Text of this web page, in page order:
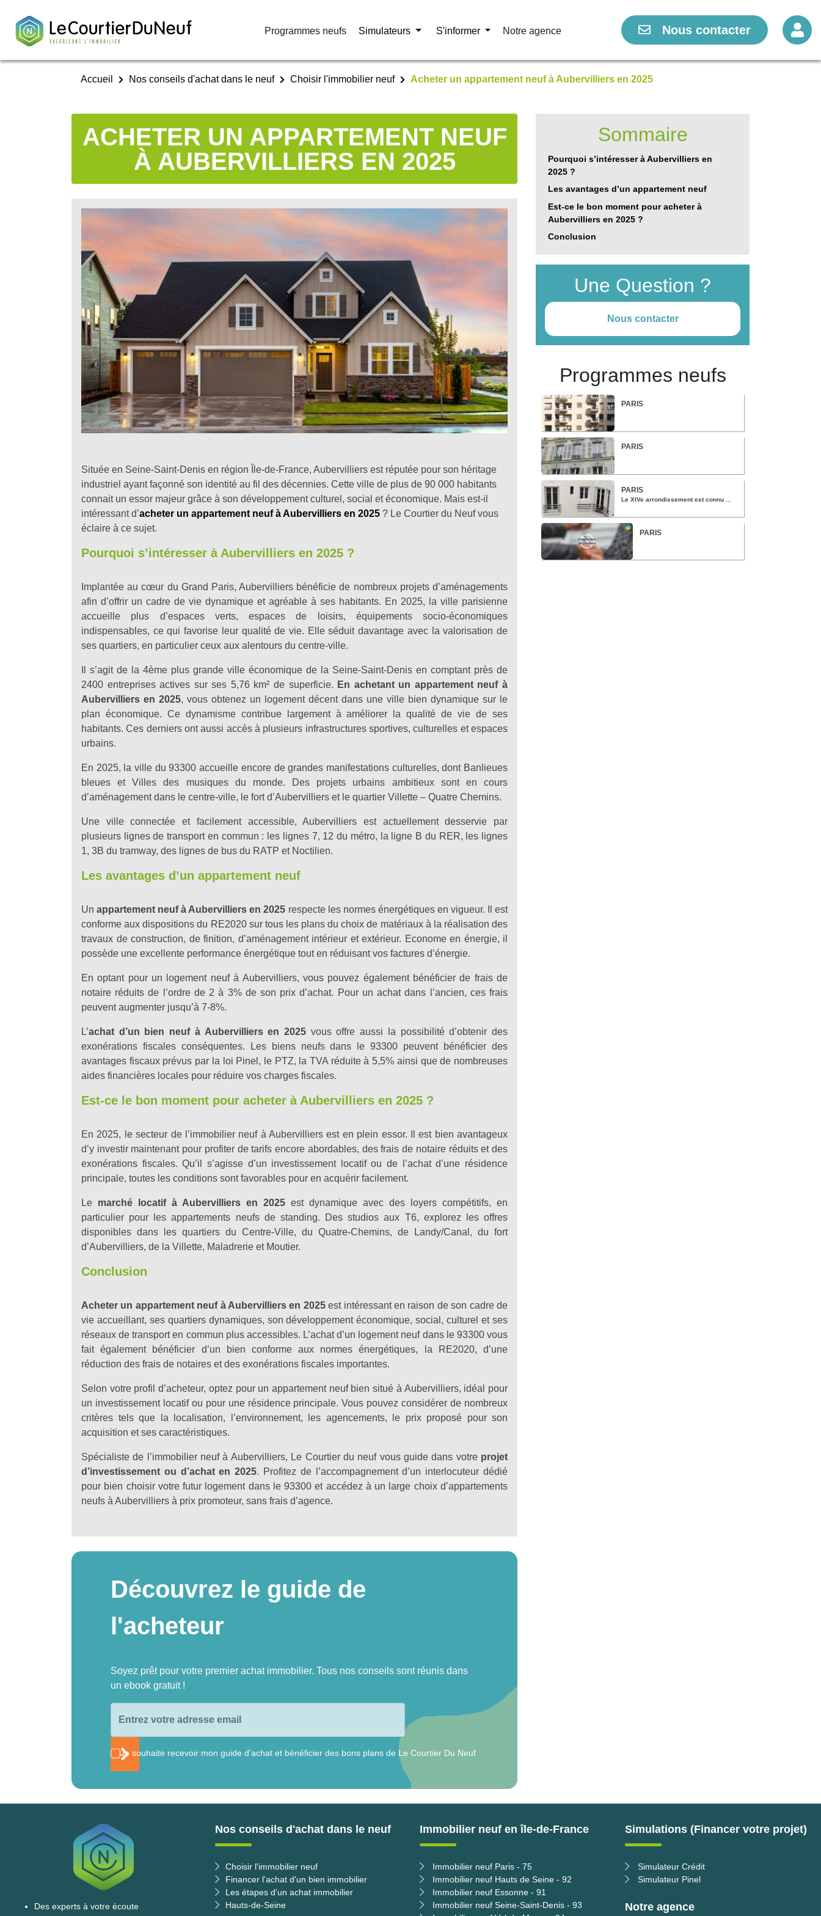
Programmes neufs Simulateurs S'informer Notre agence Nous contacter
Programmes neufs Simulateurs S'informer Notre agence Nous contacter
Accueil Nos conseils d'achat dans le neuf Choisir l'immobilier neuf Acheter un appartement neuf à Aubervilliers en 2025
ACHETER UN APPARTEMENT NEUF
À AUBERVILLIERS EN 2025
Située en Seine-Saint-Denis en région Île-de-France, Aubervilliers est réputée pour son héritage
industriel ayant façonné son identité au fil des décennies. Cette ville de plus de 90 000 habitants
connait un essor majeur grâce à son développement culturel, social et économique. Mais est-il
intéressant d’acheter un appartement neuf à Aubervilliers en 2025 ? Le Courtier du Neuf vous
éclaire à ce sujet.
Pourquoi s’intéresser à Aubervilliers en 2025 ?
Implantée au cœur du Grand Paris, Aubervilliers bénéficie de nombreux projets d’aménagements
afin d’offrir un cadre de vie dynamique et agréable à ses habitants. En 2025, la ville parisienne
accueille plus d’espaces verts, espaces de loisirs, équipements socio-économiques
indispensables, ce qui favorise leur qualité de vie. Elle séduit davantage avec la valorisation de
ses quartiers, en particulier ceux aux alentours du centre-ville.
Il s’agit de la 4ème plus grande ville économique de la Seine-Saint-Denis en comptant près de
2400 entreprises actives sur ses 5,76 km² de superficie. En achetant un appartement neuf à
Aubervilliers en 2025, vous obtenez un logement décent dans une ville bien dynamique sur le
plan économique. Ce dynamisme contribue largement à améliorer la qualité de vie de ses
habitants. Ces derniers ont aussi accès à plusieurs infrastructures sportives, culturelles et espaces
urbains.
En 2025, la ville du 93300 accueille encore de grandes manifestations culturelles, dont Banlieues
bleues et Villes des musiques du monde. Des projets urbains ambitieux sont en cours
d’aménagement dans le centre-ville, le fort d’Aubervilliers et le quartier Villette – Quatre Chemins.
Une ville connectée et facilement accessible, Aubervilliers est actuellement desservie par
plusieurs lignes de transport en commun : les lignes 7, 12 du métro, la ligne B du RER, les lignes
1, 3B du tramway, des lignes de bus du RATP et Noctilien.
Les avantages d’un appartement neuf
Unappartement neuf à Aubervilliers en 2025 respecte les normes énergétiques en vigueur. Il est
conforme aux dispositions du RE2020 sur tous les plans du choix de matériaux à la réalisation des
travaux de construction, de finition, d’aménagement intérieur et extérieur. Econome en énergie, il
possède une excellente performance énergétique tout en réduisant vos factures d’énergie.
En optant pour un logement neuf à Aubervilliers, vous pouvez également bénéficier de frais de
notaire réduits de l’ordre de 2 à 3% de son prix d’achat. Pour un achat dans l’ancien, ces frais
peuvent augmenter jusqu’à 7-8%.
L’achat d’un bien neuf à Aubervilliers en 2025 vous offre aussi la possibilité d’obtenir des
exonérations fiscales conséquentes. Les biens neufs dans le 93300 peuvent bénéficier des
avantages fiscaux prévus par la loi Pinel, le PTZ, la TVA réduite à 5,5% ainsi que de nombreuses
aides financières locales pour réduire vos charges fiscales.
Est-ce le bon moment pour acheter à Aubervilliers en 2025 ?
En 2025, le secteur de l’immobilier neuf à Aubervilliers est en plein essor. Il est bien avantageux
d’y investir maintenant pour profiter de tarifs encore abordables, des frais de notaire réduits et des
exonérations fiscales. Qu’il s’agisse d’un investissement locatif ou de l’achat d’une résidence
principale, toutes les conditions sont favorables pour en acquérir facilement.
Le marché locatif à Aubervilliers en 2025 est dynamique avec des loyers compétitifs, en
particulier pour les appartements neufs de standing. Des studios aux T6, explorez les offres
disponibles dans les quartiers du Centre-Ville, du Quatre-Chemins, de Landy/Canal, du fort
d’Aubervilliers, de la Villette, Maladrerie et Moutier.
Conclusion
Acheter un appartement neuf à Aubervilliers en 2025est intéressant en raison de son cadre de
vie accueillant, ses quartiers dynamiques, son développement économique, social, culturel et ses
réseaux de transport en commun plus accessibles. L’achat d’un logement neuf dans le 93300 vous
fait également bénéficier d’un bien conforme aux normes énergétiques, la RE2020, d’une
réduction des frais de notaires et des exonérations fiscales importantes.
Selon votre profil d’acheteur, optez pour un appartement neuf bien situé à Aubervilliers, idéal pour
un investissement locatif ou pour une résidence principale. Vous pouvez considérer de nombreux
critères tels que la localisation, l’environnement, les agencements, le prix proposé pour son
acquisition et ses caractéristiques.
Spécialiste de l’immobilier neuf à Aubervilliers, Le Courtier du neuf vous guide dans votre projet
d’investissement ou d’achat en 2025. Profitez de l’accompagnement d’un interlocuteur dédié
pour bien choisir votre futur logement dans le 93300 et accédez à un large choix d’appartements
neufs à Aubervilliers à prix promoteur, sans frais d’agence.
Découvrez le guide de
l'acheteur
Soyez prêt pour votre premier achat immobilier. Tous nos conseils sont réunis dans
un ebook gratuit !
Je souhaite recevoir mon guide d'achat et bénéficier des bons plans de Le Courtier Du Neuf
Sommaire
Pourquoi s’intéresser à Aubervilliers en
2025 ?
Les avantages d’un appartement neuf
Est-ce le bon moment pour acheter à
Aubervilliers en 2025 ?
Conclusion
Une Question ?
Nous contacter
Programmes neufs
PARIS
PARIS
PARIS
Le XIVe arrondissement est connu ...
PARIS
Des experts à votre écoute
Nos conseils d'achat dans le neuf
Choisir l'immobilier neuf
Financer l'achat d'un bien immobilier
Les étapes d'un achat immobilier
Hauts-de-Seine
Immobilier neuf en île-de-France
Immobilier neuf Paris - 75
Immobilier neuf Hauts de Seine - 92
Immobilier neuf Essonne - 91
Immobilier neuf Seine-Saint-Denis - 93
Simulations (Financer votre projet)
Simulateur Crédit
Simulateur Pinel
Notre agence